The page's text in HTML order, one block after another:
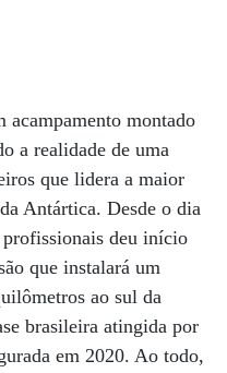
acampamento montado
a realidade de uma
que lidera a maior
Antártica. Desde o dia
deu início
que instalará um
ao sul da
brasileira atingida por
em 2020. Ao todo,